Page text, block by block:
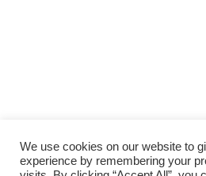
We use cookies on our website to
experience by remembering your